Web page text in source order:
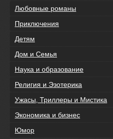
Любовные романы
Приключения
Детям
Дом и Семья
Наука и образование
Религия и Эзотерика
Ужасы, Триллеры и Мистика
Экономика и бизнес
Юмор